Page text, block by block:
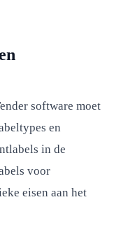
software moet
en
in de
voor
eisen aan het